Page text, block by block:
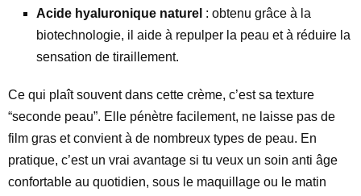
Acide hyaluronique naturel : obtenu grâce à la
biotechnologie, il aide à repulper la peau et à réduire la
sensation de tiraillement.
Ce qui plaît souvent dans cette crème, c’est sa texture
“seconde peau”. Elle pénètre facilement, ne laisse pas de
film gras et convient à de nombreux types de peau. En
pratique, c’est un vrai avantage si tu veux un soin anti âge
confortable au quotidien, sous le maquillage ou le matin